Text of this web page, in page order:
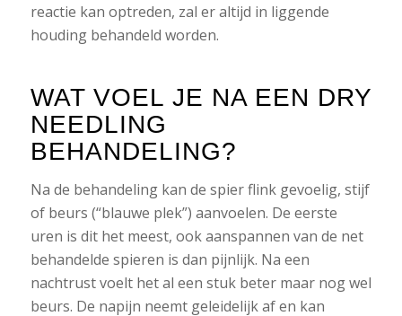
reactie kan optreden, zal er altijd in liggende
houding behandeld worden.
WAT VOEL JE NA EEN DRY
NEEDLING
BEHANDELING?
Na de behandeling kan de spier flink gevoelig, stijf
of beurs (“blauwe plek”) aanvoelen. De eerste
uren is dit het meest, ook aanspannen van de net
behandelde spieren is dan pijnlijk. Na een
nachtrust voelt het al een stuk beter maar nog wel
beurs. De napijn neemt geleidelijk af en kan